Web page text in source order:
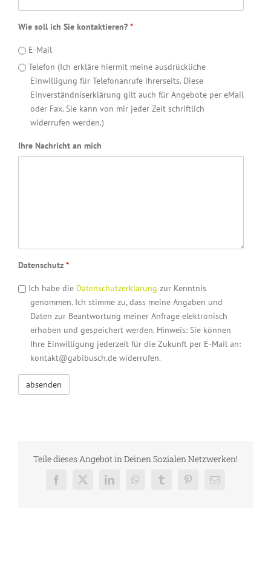
Wie soll ich Sie kontaktieren? *
E-Mail
Telefon (Ich erkläre hiermit meine ausdrückliche
Einwilligung für Telefonanrufe Ihrerseits. Diese
Einverständniserklärung gilt auch für Angebote per eMail
oder Fax. Sie kann von mir jeder Zeit schriftlich
widerrufen werden.)
Ihre Nachricht an mich
Datenschutz *
Ich habe die Datenschutzerklärung zur Kenntnis
genommen. Ich stimme zu, dass meine Angaben und
Daten zur Beantwortung meiner Anfrage elektronisch
erhoben und gespeichert werden. Hinweis: Sie können
Ihre Einwilligung jederzeit für die Zukunft per E-Mail an:
kontakt@gabibusch.de widerrufen.
Teile dieses Angebot in Deinen Sozialen Netzwerken!
Facebook
X LinkedInWhatsAppTumblrPinterest
E-